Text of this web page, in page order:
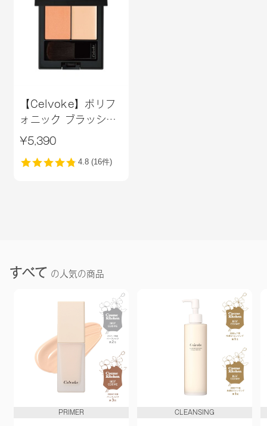
【Celvoke】ポリフ
ォニック ブラッシュ
06
¥5,390
すべて の人気の商品
PRIMER CLEANSING